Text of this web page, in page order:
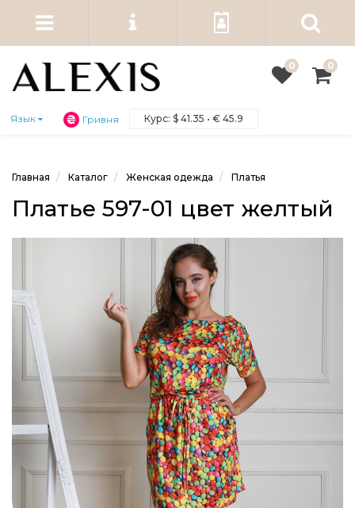
0 0
Язык Курс: $ 41.35 • € 45.9
Гривня
Главная Каталог Женская одежда Платья
Платье 597-01 цвет желтый